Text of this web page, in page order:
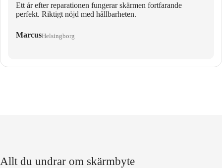
Ett år efter reparationen fungerar skärmen fortfarande
perfekt. Riktigt nöjd med hållbarheten.
MarcusHelsingborg
Allt du undrar om skärmbyte